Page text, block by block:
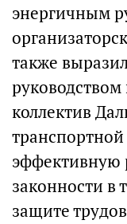
энергичным
также
коллектив
эффективную
законности в
защите